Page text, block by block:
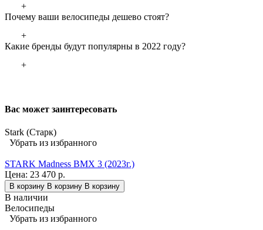
+
Почему ваши велосипеды дешево стоят?
+
Какие бренды будут популярны в 2022 году?
+
Вас может заинтересовать
Stark (Старк)
Убрать из избранного
STARK Madness BMX 3 (2023г.)
Цена: 23 470 р.
В корзину В корзину В корзину
В наличии
Велосипеды
Убрать из избранного